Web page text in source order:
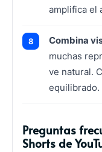
amplifica el
Combina
muchas
ve natural.
equilibrado.
Preguntas
Shorts de